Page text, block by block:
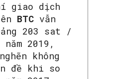
giao dịch
BTC vẫn
203 sat /
2019,
không
đề khi so